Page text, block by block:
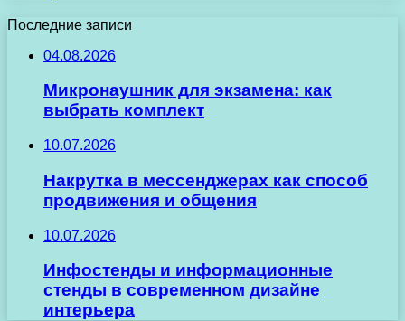
Последние записи
04.08.2026
Микронаушник для экзамена: как
выбрать комплект
10.07.2026
Накрутка в мессенджерах как способ
продвижения и общения
10.07.2026
Инфостенды и информационные
стенды в современном дизайне
интерьера